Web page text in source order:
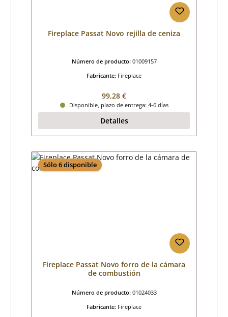
Fireplace Passat Novo rejilla de ceniza
Número de producto: 01009157
Fabricante: Fireplace
Precio normal:
99,28 €
Disponible, plazo de entrega: 4-6 días
Detalles
Sólo 6 disponible
Fireplace Passat Novo forro de la cámara
de combustión
Número de producto: 01024033
Fabricante: Fireplace